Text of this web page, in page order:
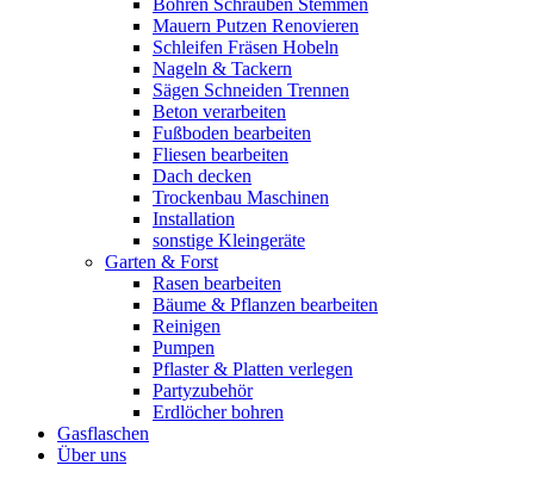
Bohren Schrauben Stemmen
Mauern Putzen Renovieren
Schleifen Fräsen Hobeln
Nageln & Tackern
Sägen Schneiden Trennen
Beton verarbeiten
Fußboden bearbeiten
Fliesen bearbeiten
Dach decken
Trockenbau Maschinen
Installation
sonstige Kleingeräte
Garten & Forst
Rasen bearbeiten
Bäume & Pflanzen bearbeiten
Reinigen
Pumpen
Pflaster & Platten verlegen
Partyzubehör
Erdlöcher bohren
Gasflaschen
Über uns